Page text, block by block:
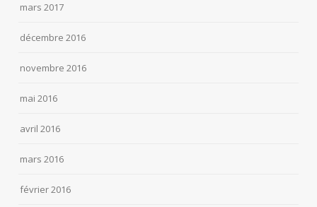
mars 2017
décembre 2016
novembre 2016
mai 2016
avril 2016
mars 2016
février 2016